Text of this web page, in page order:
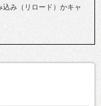
み（リロード）かキャ